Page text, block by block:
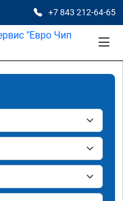
+7 843 212-64-65